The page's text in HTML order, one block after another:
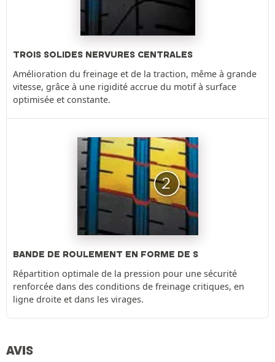
TROIS SOLIDES NERVURES CENTRALES
Amélioration du freinage et de la traction, même à grande
vitesse, grâce à une rigidité accrue du motif à surface
optimisée et constante.
BANDE DE ROULEMENT EN FORME DE S
Répartition optimale de la pression pour une sécurité
renforcée dans des conditions de freinage critiques, en
ligne droite et dans les virages.
AVIS